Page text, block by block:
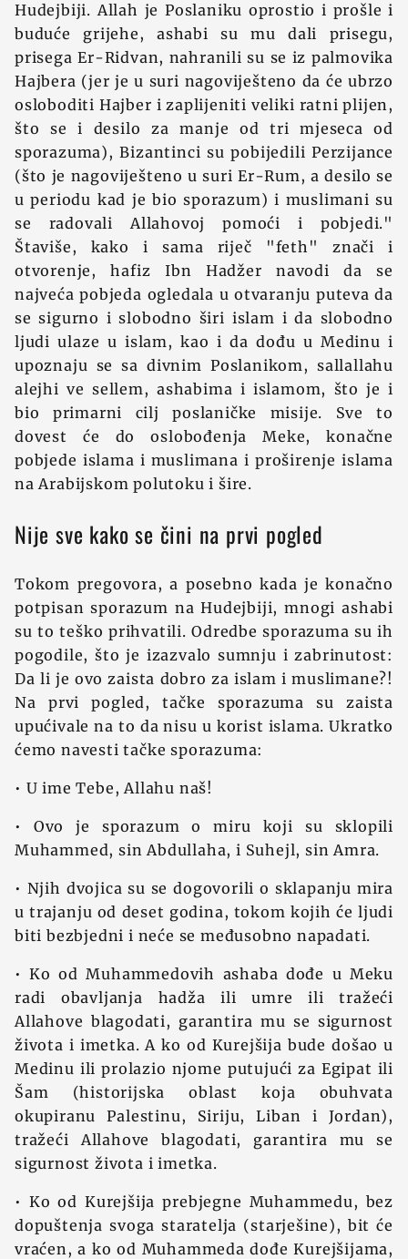
Hudejbiji. Allah je Poslaniku oprostio i prošle i
buduće grijehe, ashabi su mu dali prisegu,
prisega Er-Ridvan, nahranili su se iz palmovika
Hajbera (jer je u suri nagoviješteno da će ubrzo
osloboditi Hajber i zaplijeniti veliki ratni plijen,
što se i desilo za manje od tri mjeseca od
sporazuma), Bizantinci su pobijedili Perzijance
(što je nagoviješteno u suri Er-Rum, a desilo se
u periodu kad je bio sporazum) i muslimani su
se radovali Allahovoj pomoći i pobjedi."
Štaviše, kako i sama riječ "feth" znači i
otvorenje, hafiz Ibn Hadžer navodi da se
najveća pobjeda ogledala u otvaranju puteva da
se sigurno i slobodno širi islam i da slobodno
ljudi ulaze u islam, kao i da dođu u Medinu i
upoznaju se sa divnim Poslanikom, sallallahu
alejhi ve sellem, ashabima i islamom, što je i
bio primarni cilj poslaničke misije. Sve to
dovest će do oslobođenja Meke, konačne
pobjede islama i muslimana i proširenje islama
na Arabijskom polutoku i šire.
Nije sve kako se čini na prvi pogled
Tokom pregovora, a posebno kada je konačno
potpisan sporazum na Hudejbiji, mnogi ashabi
su to teško prihvatili. Odredbe sporazuma su ih
pogodile, što je izazvalo sumnju i zabrinutost:
Da li je ovo zaista dobro za islam i muslimane?!
Na prvi pogled, tačke sporazuma su zaista
upućivale na to da nisu u korist islama. Ukratko
ćemo navesti tačke sporazuma:
• U ime Tebe, Allahu naš!
• Ovo je sporazum o miru koji su sklopili
Muhammed, sin Abdullaha, i Suhejl, sin Amra.
• Njih dvojica su se dogovorili o sklapanju mira
u trajanju od deset godina, tokom kojih će ljudi
biti bezbjedni i neće se međusobno napadati.
• Ko od Muhammedovih ashaba dođe u Meku
radi obavljanja hadža ili umre ili tražeći
Allahove blagodati, garantira mu se sigurnost
života i imetka. A ko od Kurejšija bude došao u
Medinu ili prolazio njome putujući za Egipat ili
Šam (historijska oblast koja obuhvata
okupiranu Palestinu, Siriju, Liban i Jordan),
tražeći Allahove blagodati, garantira mu se
sigurnost života i imetka.
• Ko od Kurejšija prebjegne Muhammedu, bez
dopuštenja svoga staratelja (starješine), bit će
vraćen, a ko od Muhammeda dođe Kurejšijama,